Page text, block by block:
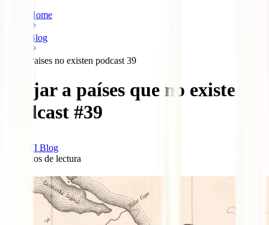
Home
Blog
Paises no existen podcast 39
Viajar a países que no existen –
Pódcast #39
IATI Blog
minutos de lectura